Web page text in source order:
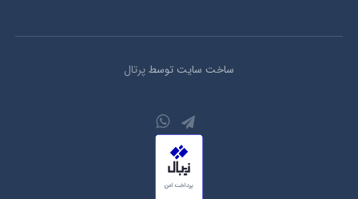
ساخت سایت توسطپرتال